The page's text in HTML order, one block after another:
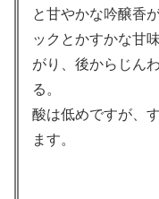
と甘やかな吟醸香
ックとかすかな甘
がり、後からじん
る。
酸は低めですが、
ます。